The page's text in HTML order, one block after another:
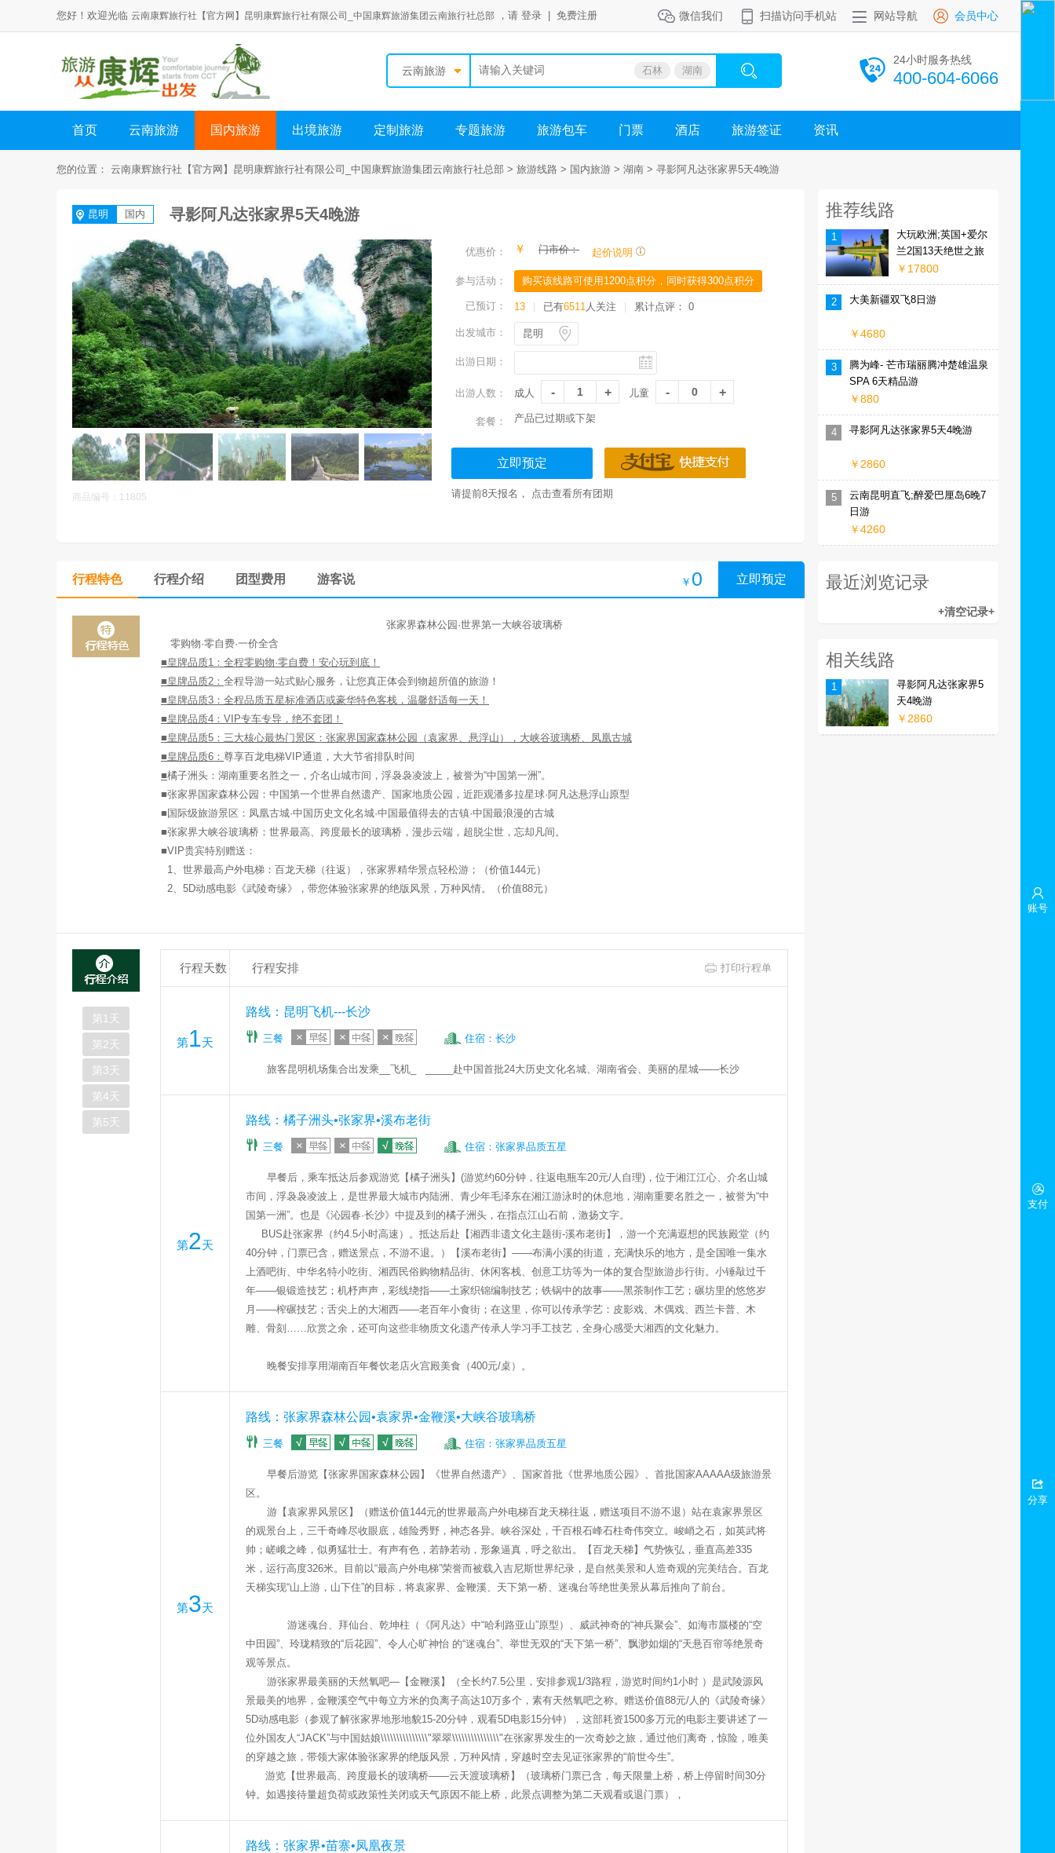
您好！欢迎光临 云南康辉旅行社【官方网】昆明康辉旅行社有限公司_中国康辉旅游集团云南旅行社总部 ，请 登录 免费注册 微信我们 扫描访问手机站 网站导航 会员中心
云南旅游 石林 湖南
24小时服务热线
400-604-6066
首页 云南旅游 国内旅游 出境旅游 定制旅游 专题旅游 旅游包车 门票 酒店 旅游签证 资讯
您的位置： 云南康辉旅行社【官方网】昆明康辉旅行社有限公司_中国康辉旅游集团云南旅行社总部 > 旅游线路 > 国内旅游 > 湖南 > 寻影阿凡达张家界5天4晚游
昆明 国内 寻影阿凡达张家界5天4晚游
商品编号：11805
优惠价： ￥ 门市价： 起价说明
参与活动： 购买该线路可使用1200点积分，同时获得300点积分
已预订： 13 已有6511人关注 累计点评： 0
出发城市：
出游日期：
出游人数： 成人 儿童
套餐： 产品已过期或下架
立即预定
请提前8天报名， 点击查看所有团期
推荐线路
大玩欧洲;英国+爱尔
兰2国13天绝世之旅
￥17800
1
大美新疆双飞8日游
￥4680
2
腾为峰- 芒市瑞丽腾冲楚雄温泉
SPA 6天精品游
￥880
3
寻影阿凡达张家界5天4晚游
￥2860
4
云南昆明直飞;醉爱巴厘岛6晚7
日游
￥4260
5
立即预定
￥ 0
行程特色 行程介绍 团型费用 游客说
张家界森林公园·世界第一大峡谷玻璃桥
零购物·零自费·一价全含
■皇牌品质1 ： 全程零购物·零自费！安心玩到底！
■皇牌品质2 ： 全程导游一站式贴心服务，让您真正体会到物超所值的旅游！
■皇牌品质3 ： 全程品质五星标准酒店或豪华特色客栈，温馨舒适每一天！
■皇牌品质4 ： VIP专车专导，绝不套团！
■皇牌品质5 ： 三大核心最热门景区：张家界国家森林公园（袁家界、悬浮山），大峡谷玻璃桥、凤凰古城
■皇牌品质6 ： 尊享百龙电梯VIP通道，大大节省排队时间
■橘子洲头 ： 湖南重要名胜之一，介名山城市间，浮袅袅凌波上，被誉为“中国第一洲”。
■张家界国家森林公园： 中国第一个世界自然遗产、国家地质公园， 近距观潘多拉星球·阿凡达悬浮山原型
■国际级旅游景区：凤凰古城·中国历史文化名城·中国最值得去的古镇·中国最浪漫的古城
■张家界大峡谷玻璃桥： 世界最高、跨度最长的玻璃桥，漫步云端，超脱尘世，忘却凡间。
■VIP贵宾特别赠送：
1、世界最高户外电梯：百龙天梯（往返），张家界精华景点轻松游； （价值144元）
2、5D动感电影《武陵奇缘》，带您体验张家界的绝版风景，万种风情。（价值88元）
第1 天
第2 天
第3 天
第4 天
第5 天
行程天数 打印行程单
行程安排
第1天
路线：昆明飞机---长沙
三餐 住宿：长沙
旅客昆明机场集合出发乘 __飞机_ _____ 赴中国首批24大历史文化名城、湖南省会、美丽的星城——长沙
第2天
路线：橘子洲头•张家界•溪布老街
三餐 住宿：张家界品质五星
早餐后，乘车抵达后参观游览【橘子洲头】 (游览约60分钟，往返电瓶车20元/人自理) ，位于湘江江心、介名山城
市间，浮袅袅凌波上，是世界最大城市内陆洲、青少年毛泽东在湘江游泳时的休息地， 湖南重要名胜之一，被誉为“中
国第一洲”。 也是《沁园春·长沙》中提及到的橘子洲头，在指点江山石前，激扬文字。
BUS赴张家界（约4.5小时高速）。抵达后赴 【湘西非遗文化主题街-溪布老街】
，游一个充满遐想的民族殿堂（约
40分钟，门票已含，赠送景点，不游不退。）【溪布老街】 ——布满小溪的街道，充满快乐的地方，是全国唯一集水
上酒吧街、中华名特小吃街、湘西民俗购物精品街、休闲客栈、创意工坊等为一体的复合型旅游步行街。小锤敲过千
年——银锻造技艺；机杼声声，彩线绕指——土家织锦编制技艺；铁锅中的故事——黑茶制作工艺；碾坊里的悠悠岁
月 ——榨碾技艺；舌尖上的大湘西——老百年小食街；在这里，你可以传承学艺：皮影戏、木偶戏、西兰卡普、木
雕、骨刻 ……欣赏之余，还可向这些非物质文化遗产传承人学习手工技艺，全身心感受大湘西的文化魅力。
晚餐安排享用湖南百年餐饮老店火宫殿美食（400元/桌）。
第3天
路线：张家界森林公园•袁家界•金鞭溪•大峡谷玻璃桥
三餐 住宿：张家界品质五星
早餐后游览 【张家界国家森林公园】《世界自然遗产》、国家首批《世界地质公园》、首批国家AAAAA级旅游景
区。
游【袁家界风景区 】 （赠送价值144元的世界最高户外电梯百龙天梯往返，赠送项目不游不退 ） 站在袁家界景区
的观景台上，三千奇峰尽收眼底，雄险秀野，神态各异。峡谷深处，千百根石峰石柱奇伟突立。峻峭之石，如英武将
帅；嵯峨之峰，似勇猛壮士。有声有色，若静若动，形象逼真，呼之欲出。【百龙天梯】气势恢弘，垂直高差335
米，运行高度326米。目前以“最高户外电梯”荣誉而被载入吉尼斯世界纪录，是自然美景和人造奇观的完美结合。百龙
天梯实现“山上游，山下住”的目标，将袁家界、金鞭溪、天下第一桥、迷魂台等绝世美景从幕后推向了前台。
游迷魂台、拜仙台、乾坤柱（《阿凡达》中“哈利路亚山”原型）、威武神奇的“神兵聚会”、如海市蜃楼的“空
中田园”、玲珑精致的“后花园”、令人心旷神怡 的“迷魂台”、举世无双的“天下第一桥”、飘渺如烟的“天悬百帘等绝景奇
观等景点。
游张家界最美丽的天然氧吧— 【金鞭溪】 （全长约7.5公里，安排参观1/3路程，游览时间约1小时 ）是武陵源风
景最美的地界，金鞭溪空气中每立方米的负离子高达10万多个，素有天然氧吧之称。 赠送价值88元/人的《武陵奇缘》
5D动感电影 （参观了解张家界地形地貌15-20分钟，观看5D电影15分钟），这部耗资1500多万元的电影主要讲述了一
位外国友人“JACK”与中国姑娘\\\\\\\\\\\\\\\"翠翠\\\\\\\\\\\\\\\"在张家界发生的一次奇妙之旅，通过他们离奇，惊险，唯美
的穿越之旅，带领大家体验张家界的绝版风景，万种风情，穿越时空去见证张家界的“前世今生”。
游览 【世界最高、跨度最长的玻璃桥——云天渡玻璃桥】 （玻璃桥门票已含，每天限量上桥，桥上停留时间30分
钟。如遇接待量超负荷或政策性关闭或天气原因不能上桥，此景点调整为第二天观看或退门票），
路线：张家界•苗寨•凤凰夜景
最近浏览记录
相关线路
寻影阿凡达张家界5
天4晚游
￥2860
1
账号
支付
分享